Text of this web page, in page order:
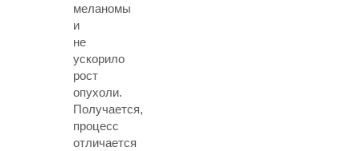
меланомы
и
не
ускорило
рост
опухоли.
Получается,
процесс
отличается